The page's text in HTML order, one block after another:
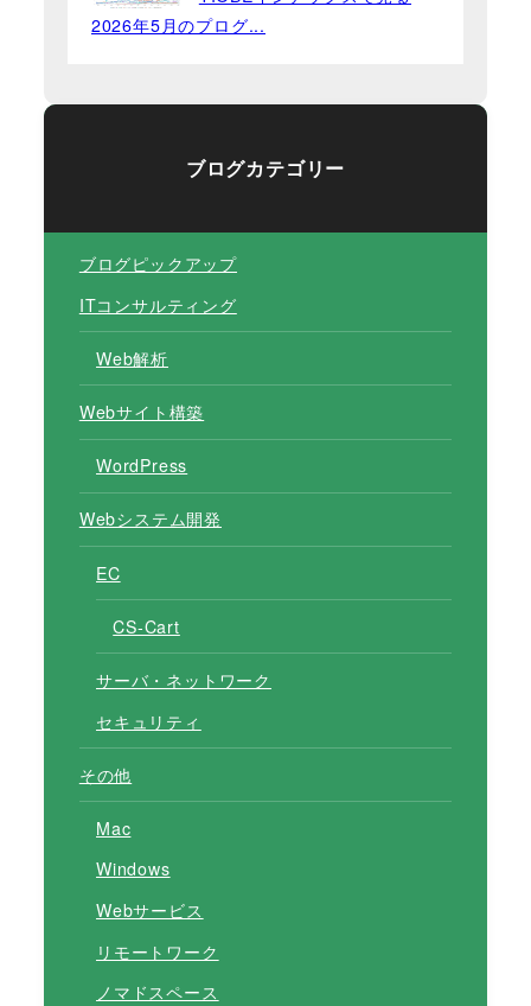
2026年5月のプログ...
ブログカテゴリー
ブログピックアップ
ITコンサルティング
Web解析
Webサイト構築
WordPress
Webシステム開発
EC
CS-Cart
サーバ・ネットワーク
セキュリティ
その他
Mac
Windows
Webサービス
リモートワーク
ノマドスペース